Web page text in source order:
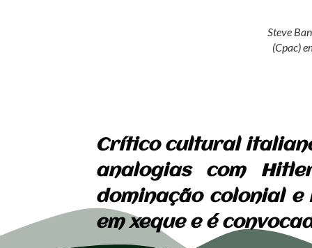
Steve
(Cpac)
Crítico cultural
analogias com
dominação colonial
em xeque e é